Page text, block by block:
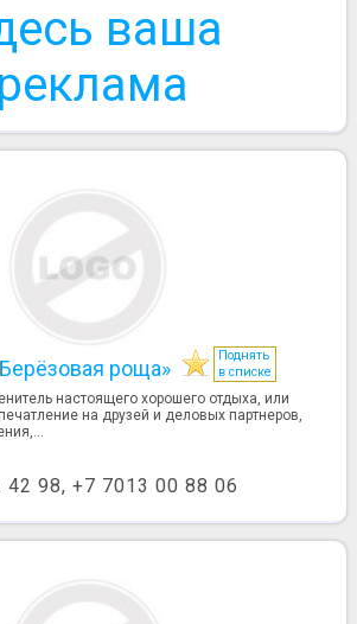
ваша
реклама
роща»
Поднять
в списке
настоящего хорошего отдыха, или
на друзей и деловых партнеров,
42 98, +7 7013 00 88 06